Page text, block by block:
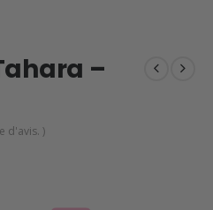
–
d'avis. )